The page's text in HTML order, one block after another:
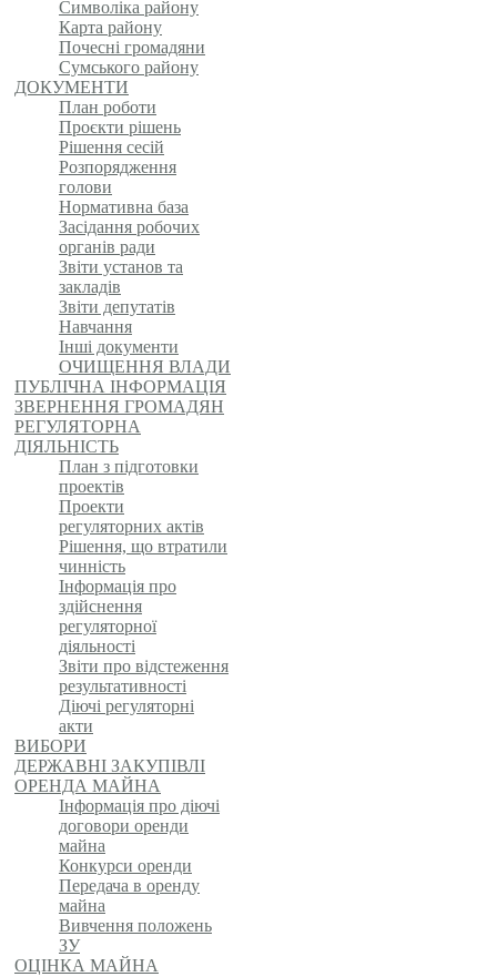
Символіка району
Карта району
Почесні громадяни
Сумського району
ДОКУМЕНТИ
План роботи
Проєкти рішень
Рішення сесій
Розпорядження
голови
Нормативна база
Засідання робочих
органів ради
Звіти установ та
закладів
Звіти депутатів
Навчання
Інші документи
ОЧИЩЕННЯ ВЛАДИ
ПУБЛІЧНА ІНФОРМАЦІЯ
ЗВЕРНЕННЯ ГРОМАДЯН
РЕГУЛЯТОРНА
ДІЯЛЬНІСТЬ
План з підготовки
проектів
Проекти
регуляторних актів
Рішення, що втратили
чинність
Інформація про
здійснення
регуляторної
діяльності
Звіти про відстеження
результативності
Діючі регуляторні
акти
ВИБОРИ
ДЕРЖАВНІ ЗАКУПІВЛІ
ОРЕНДА МАЙНА
Інформація про діючі
договори оренди
майна
Конкурси оренди
Передача в оренду
майна
Вивчення положень
ЗУ
ОЦІНКА МАЙНА